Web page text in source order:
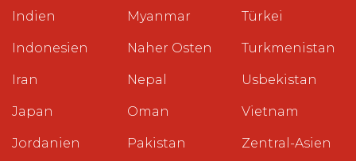
Indien
Indonesien
Iran
Japan
Jordanien
Myanmar
Naher Osten
Nepal
Oman
Pakistan
Türkei
Turkmenistan
Usbekistan
Vietnam
Zentral-Asien